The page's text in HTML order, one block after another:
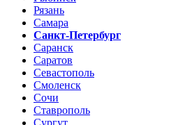
Рязань
Самара
Санкт-Петербург
Саранск
Саратов
Севастополь
Смоленск
Сочи
Ставрополь
Сургут